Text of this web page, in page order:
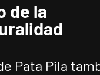
de la
Pata Pila